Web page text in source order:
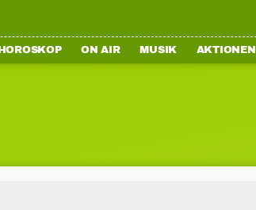
ON AIR MUSIK AKTIONEN